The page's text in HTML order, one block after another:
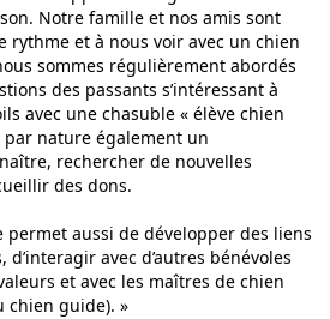
Notre famille et nos amis sont
rythme et à nous voir avec un chien
sommes régulièrement abordés
des passants s’intéressant à
avec une chasuble « élève chien
par nature également un
rechercher de nouvelles
des dons.
permet aussi de développer des liens
avec d’autres bénévoles
et avec les maîtres de chien
chien guide). »